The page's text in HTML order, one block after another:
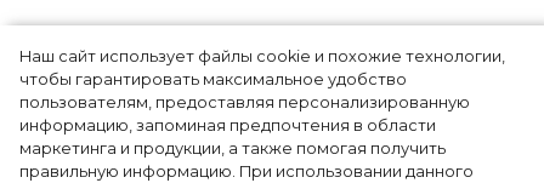
Наш сайт использует файлы cookie и похожие технологии,
чтобы гарантировать максимальное удобство
пользователям, предоставляя персонализированную
информацию, запоминая предпочтения в области
маркетинга и продукции, а также помогая получить
правильную информацию. При использовании данного
Показы для души: как Алтай стал новой
точкой на карте российской моды — Там,
где вдохновение само находит
дизайнера